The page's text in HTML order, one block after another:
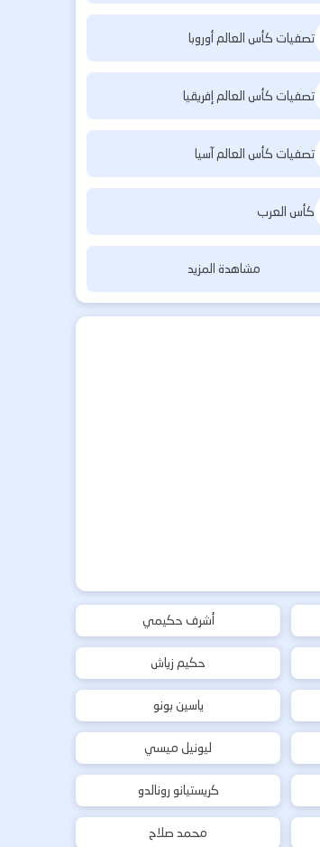
تصفيات كأس العالم أوروبا
تصفيات كأس العالم إفريقيا
تصفيات كأس العالم آسيا
كأس العرب
مشاهدة المزيد
أشرف حكيمي
حكيم زياش
ياسين بونو
ليونيل ميسي
كريستيانو رونالدو
محمد صلاح